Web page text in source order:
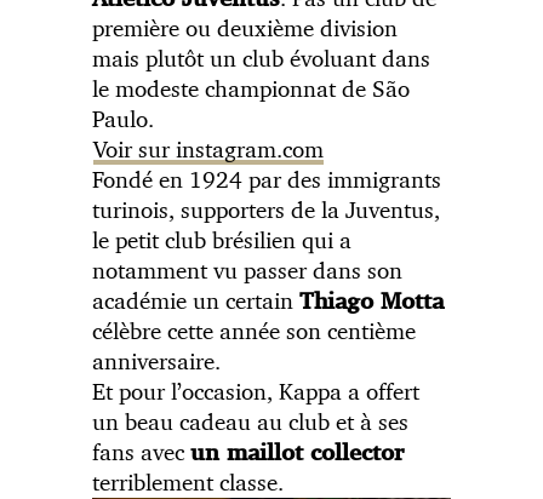
première ou deuxième division
mais plutôt un club évoluant dans
le modeste championnat de São
Paulo.
Voir sur instagram.com
Fondé en 1924 par des immigrants
turinois, supporters de la Juventus,
le petit club brésilien qui a
notamment vu passer dans son
académie un certainThiago Motta
célèbre cette année son centième
anniversaire.
Et pour l’occasion, Kappa a offert
un beau cadeau au club et à ses
fans avecun maillot collector
terriblement classe.